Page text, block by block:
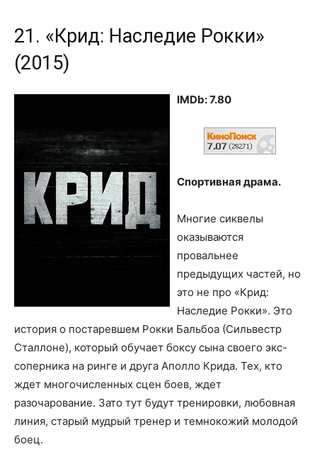
21. «Крид: Наследие Рокки»
(2015)
IMDb: 7.80
Спортивная драма.
Многие сиквелы
оказываются
провальнее
предыдущих частей, но
это не про «Крид:
Наследие Рокки». Это
история о постаревшем Рокки Бальбоа (Сильвестр
Сталлоне), который обучает боксу сына своего экс-
соперника на ринге и друга Аполло Крида. Тех, кто
ждет многочисленных сцен боев, ждет
разочарование. Зато тут будут тренировки, любовная
линия, старый мудрый тренер и темнокожий молодой
боец.